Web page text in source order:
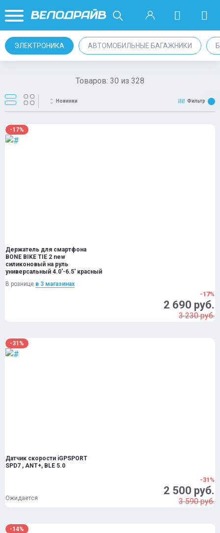
ЭЛЕКТРОНИКА АВТОМОБИЛЬНЫЕ БАГАЖНИКИ
Товаров: 30 из 328
Новинки Фильтр
-17%
Держатель для смартфона
BONE BIKE TIE 2 new
силиконовый на руль
универсальный 4.0'-6.5' красный
В рознице в 3 магазинах
-17%
2 690 руб.
3 230 руб.
-31%
Датчик скорости iGPSPORT
SPD7 , ANT+, BLE 5.0
Ожидается
-31%
2 500 руб.
3 590 руб.
-14%